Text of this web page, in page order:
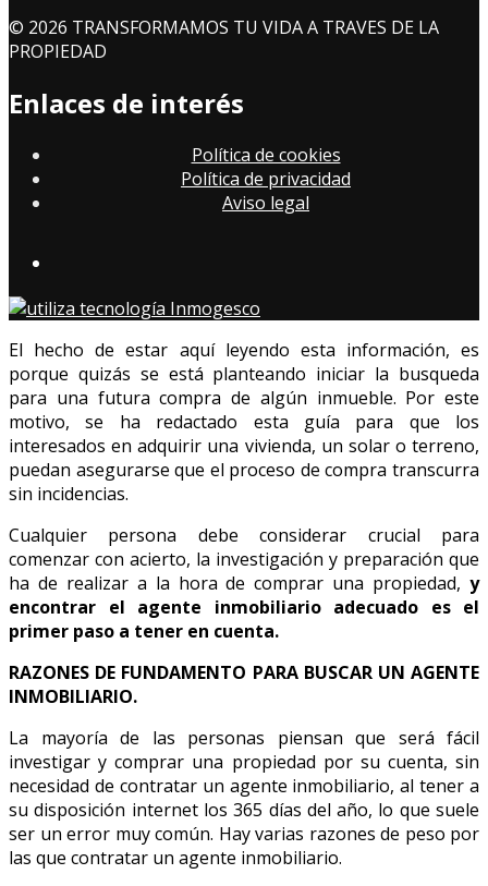
© 2026 TRANSFORMAMOS TU VIDA A TRAVES DE LA
PROPIEDAD
Enlaces de interés
Política de cookies
Política de privacidad
Aviso legal
El hecho de estar aquí leyendo esta información, es
porque quizás se está planteando iniciar la busqueda
para una futura compra de algún inmueble. Por este
motivo, se ha redactado esta guía para que los
interesados en adquirir una vivienda, un solar o terreno,
puedan asegurarse que el proceso de compra transcurra
sin incidencias.
Cualquier persona debe considerar crucial para
comenzar con acierto, la investigación y preparación que
ha de realizar a la hora de comprar una propiedad, y
encontrar el agente inmobiliario adecuado es el
primer paso a tener en cuenta.
RAZONES DE FUNDAMENTO PARA BUSCAR UN AGENTE
INMOBILIARIO.
La mayoría de las personas piensan que será fácil
investigar y comprar una propiedad por su cuenta, sin
necesidad de contratar un agente inmobiliario, al tener a
su disposición internet los 365 días del año, lo que suele
ser un error muy común. Hay varias razones de peso por
las que contratar un agente inmobiliario.